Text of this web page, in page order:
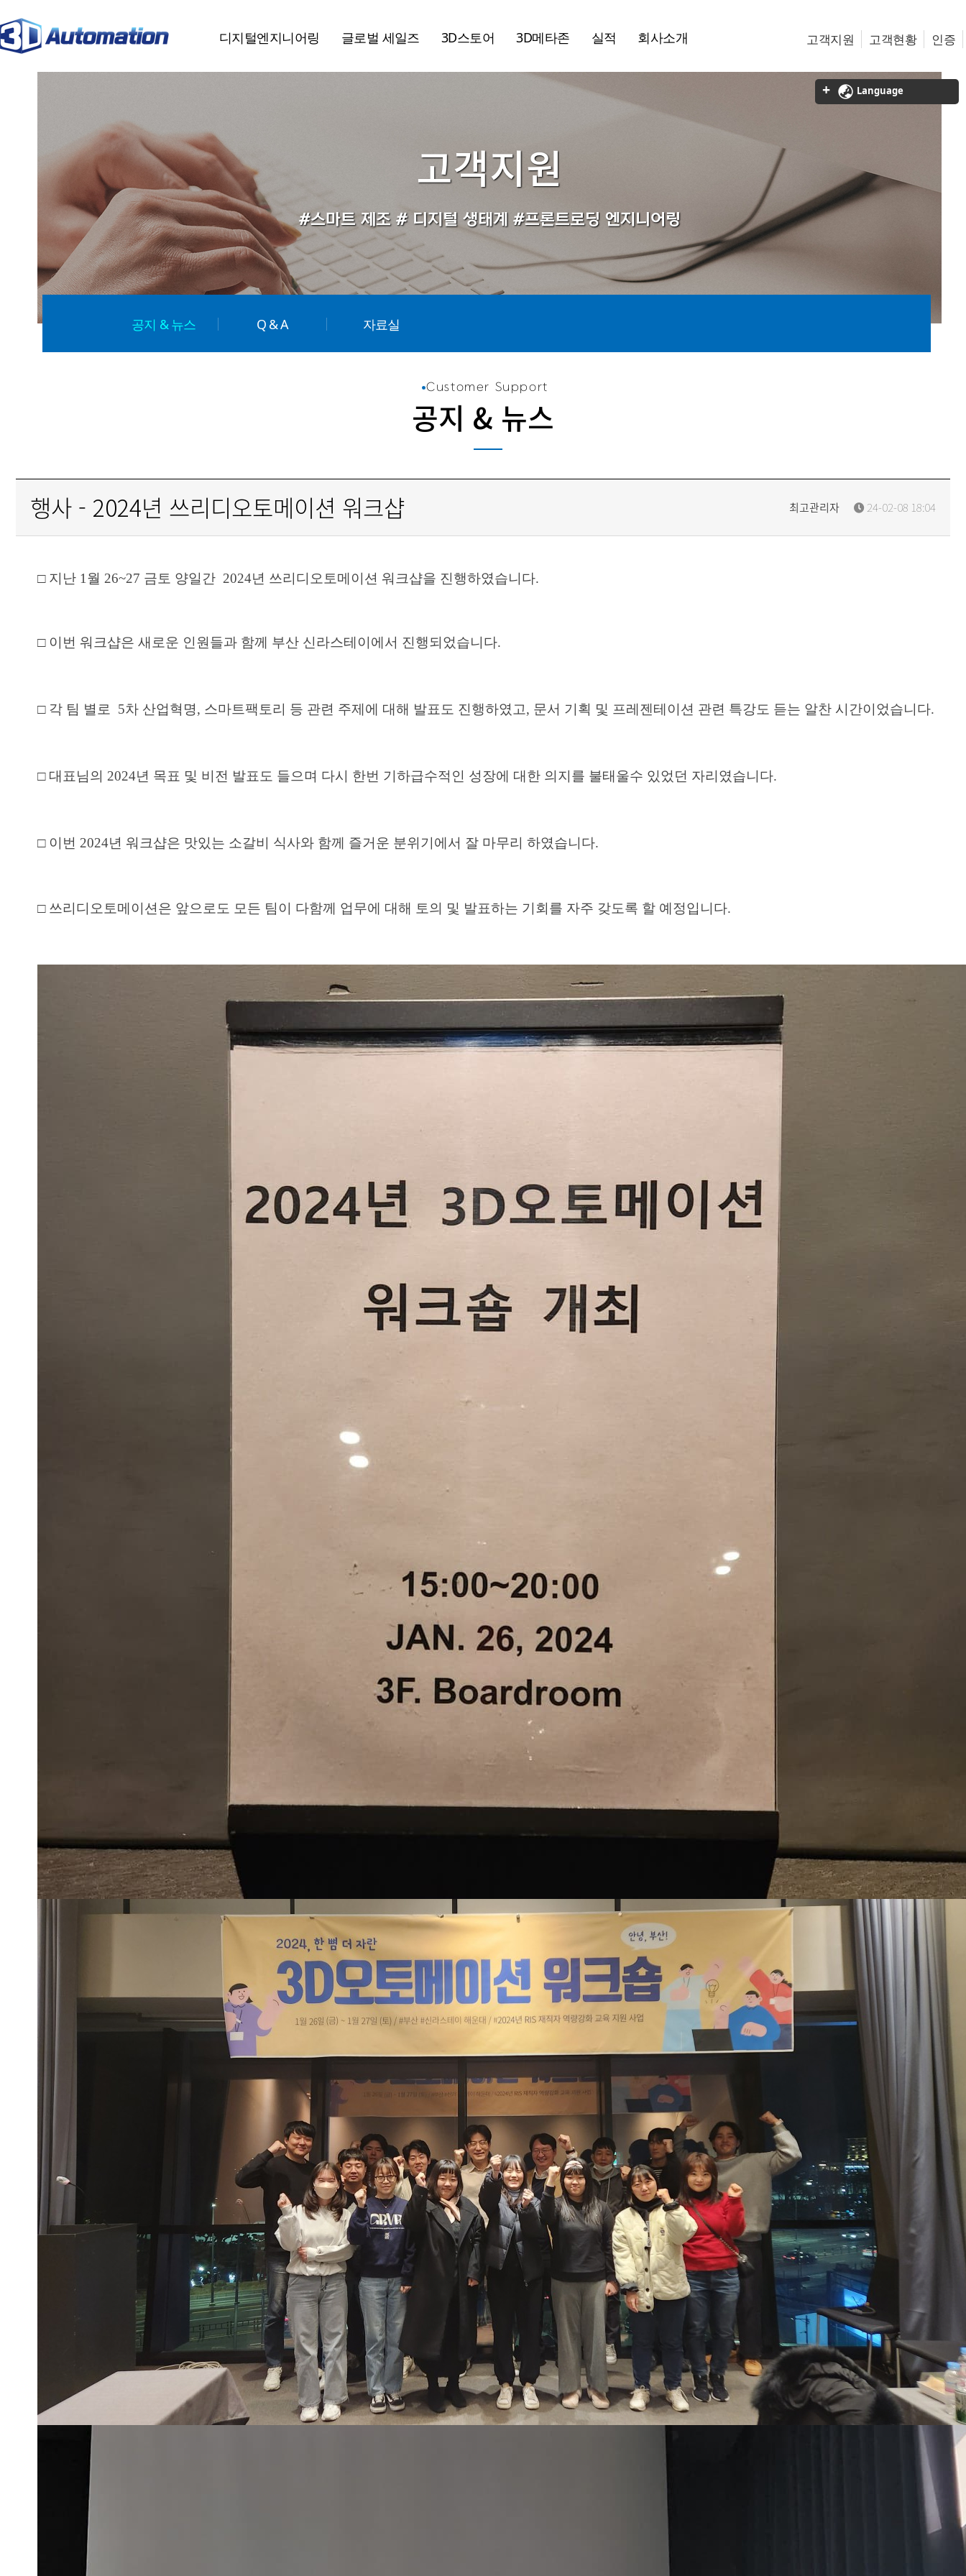
Language
디지털엔지니어링 글로벌 세일즈 3D스토어 3D메타존 실적 회사소개 고객지원
하위분류
고객현황 인증
고객지원
#스마트 제조 # 디지털 생태계 #프론트로딩 엔지니어링
공지 & 뉴스 Q & A 자료실
Customer Support
공지 & 뉴스
행사 - 2024년 쓰리디오토메이션 워크샵 24-02-08 18:04
최고관리자
□ 지난 1월 26~27 금토 양일간 2024년 쓰리디오토메이션 워크샵을 진행하였습니다.
□ 이번 워크샵은 새로운 인원들과 함께 부산 신라스테이에서 진행되었습니다.
□ 각 팀 별로 5차 산업혁명, 스마트팩토리 등 관련 주제에 대해 발표도 진행하였고, 문서 기획 및 프레젠테이션 관련 특강도 듣는 알찬 시간이었습니다.
□ 대표님의 2024년 목표 및 비전 발표도 들으며 다시 한번 기하급수적인 성장에 대한 의지를 불태울수 있었던 자리였습니다.
□ 이번 2024년 워크샵은 맛있는 소갈비 식사와 함께 즐거운 분위기에서 잘 마무리 하였습니다.
□ 쓰리디오토메이션은 앞으로도 모든 팀이 다함께 업무에 대해 토의 및 발표하는 기회를 자주 갖도록 할 예정입니다.